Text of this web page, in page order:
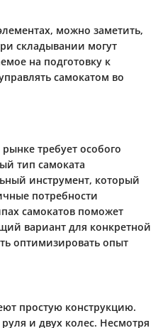
можно заметить,
складывании могут
на подготовку к
самокатом во
требует особого
тип самоката
инструмент, который
потребности
самокатов поможет
вариант для конкретной
оптимизировать опыт
простую конструкцию.
и двух колес. Несмотря